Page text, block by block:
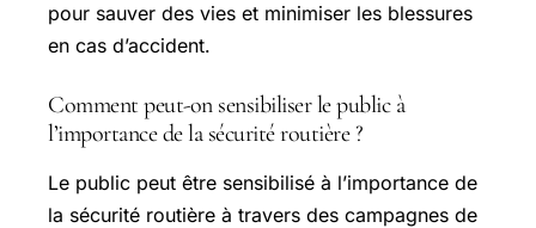
pour sauver des vies et minimiser les blessures
en cas d’accident.
Comment peut-on sensibiliser le public à
l’importance de la sécurité routière ?
Le public peut être sensibilisé à l’importance de
la sécurité routière à travers des campagnes de